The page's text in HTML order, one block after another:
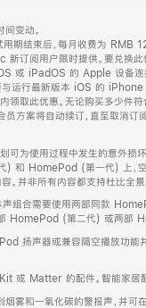
变动。
用期结束后，每月收费为 RMB
订阅用户限时提供。要兑换此
或 iPadOS 的 Apple 设备连
运行最新版本 iOS 的 iPhone
领取此优惠。无论购买多少件
员方案将自动续订，直至取消订
为使用过程中发生的意外损坏
和 HomePod (第一代) 上，
。并非所有内容都支持杜比全景
组合需要使用两部同款
HomePod (第二代) 或两部
扬声器或兼容隔空播放功能
或 Matter 的配件。智能家居
雾和一氧化碳的警报声，并可